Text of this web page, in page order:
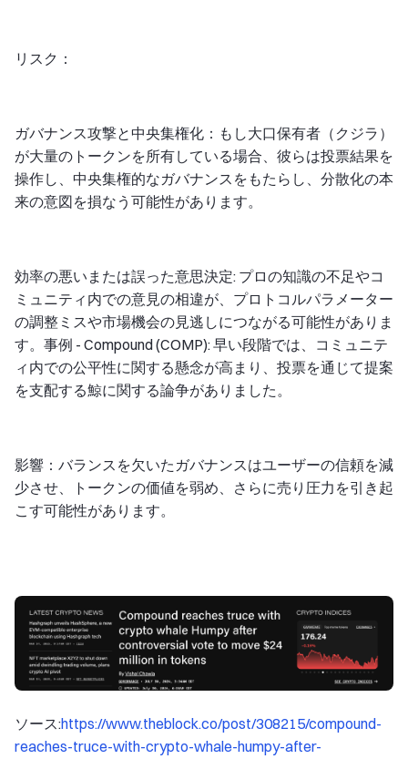
リスク：
ガバナンス攻撃と中央集権化：もし大口保有者（クジラ）
が大量のトークンを所有している場合、彼らは投票結果を
操作し、中央集権的なガバナンスをもたらし、分散化の本
来の意図を損なう可能性があります。
効率の悪いまたは誤った意思決定: プロの知識の不足やコ
ミュニティ内での意見の相違が、プロトコルパラメーター
の調整ミスや市場機会の見逃しにつながる可能性がありま
す。事例 - Compound (COMP): 早い段階では、コミュニテ
ィ内での公平性に関する懸念が高まり、投票を通じて提案
を支配する鯨に関する論争がありました。
影響：バランスを欠いたガバナンスはユーザーの信頼を減
少させ、トークンの価値を弱め、さらに売り圧力を引き起
こす可能性があります。
ソース:https://www.theblock.co/post/308215/compound-
reaches-truce-with-crypto-whale-humpy-after-